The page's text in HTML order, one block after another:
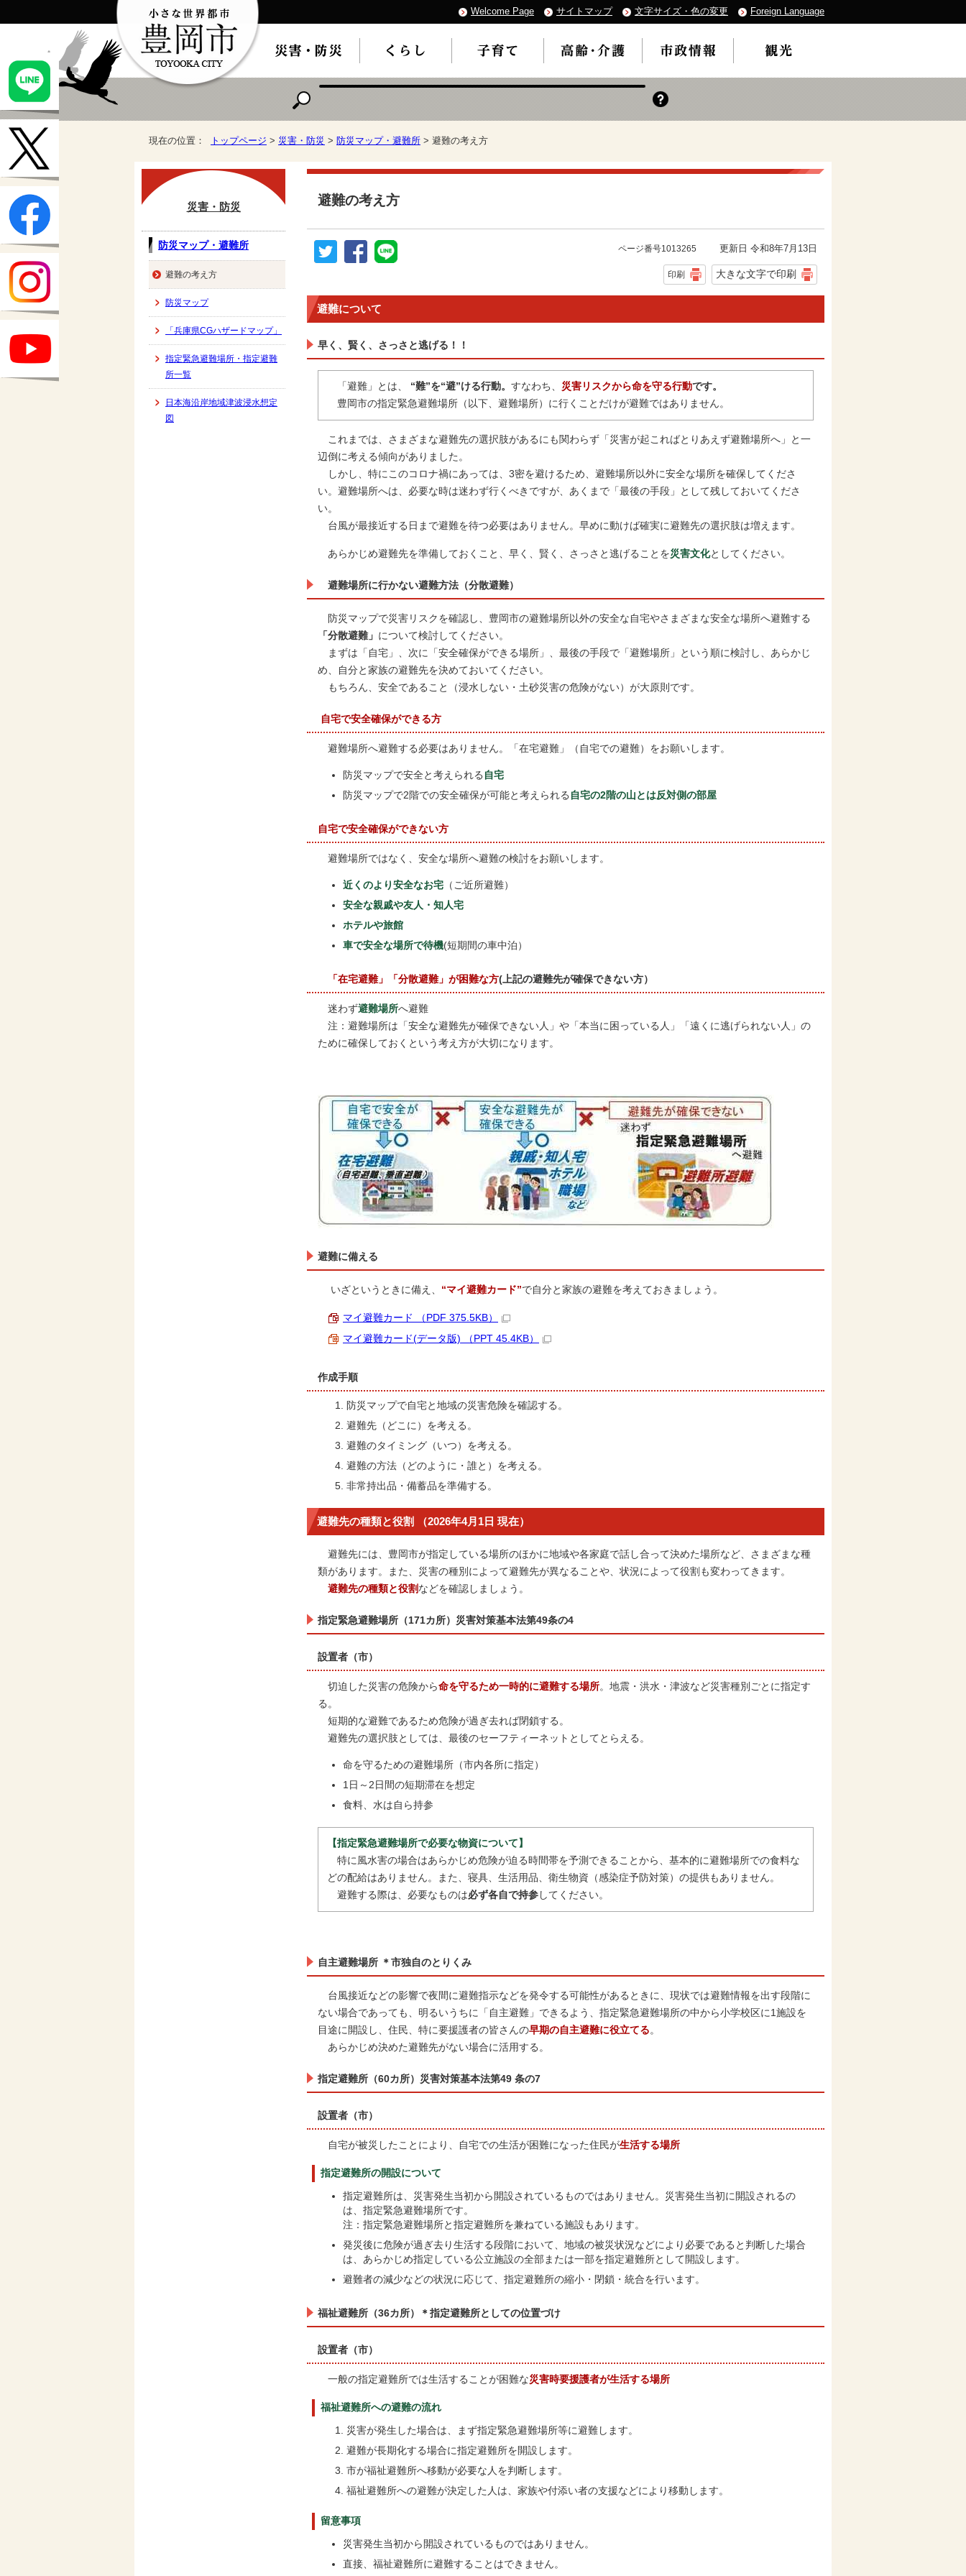
Welcome Page サイトマップ 文字サイズ・色の変更 Foreign Language
現在の位置： トップページ > 災害・防災 > 防災マップ・避難所 > 避難の考え方
避難の考え方
ページ番号1013265 更新日 令和8年7月13日
印刷 大きな文字で印刷
避難について
早く、賢く、さっさと逃げる！！
「避難」とは、 “難”を“避”ける行動。 すなわち、 災害リスクから命を守る行動です。
豊岡市の指定緊急避難場所（以下、避難場所）に行くことだけが避難ではありません。
これまでは、さまざまな避難先の選択肢があるにも関わらず「災害が起こればとりあえず避難場所へ」と一
辺倒に考える傾向がありました。
しかし、特にこのコロナ禍にあっては、3密を避けるため、避難場所以外に安全な場所を確保してくださ
い。避難場所へは、必要な時は迷わず行くべきですが、あくまで「最後の手段」として残しておいてくださ
い。
台風が最接近する日まで避難を待つ必要はありません。早めに動けば確実に避難先の選択肢は増えます。
あらかじめ避難先を準備しておくこと、早く、賢く、さっさと逃げることを災害文化としてください。
避難場所に行かない避難方法（分散避難）
防災マップで災害リスクを確認し、豊岡市の避難場所以外の安全な自宅やさまざまな安全な場所へ避難する
「分散避難」 について検討してください。
まずは「自宅」、次に「安全確保ができる場所」、最後の手段で「避難場所」という順に検討し、あらかじ
め、自分と家族の避難先を決めておいてください。
もちろん、安全であること（浸水しない・土砂災害の危険がない）が大原則です。
自宅で安全確保ができる方
避難場所へ避難する必要はありません。「在宅避難」（自宅での避難）をお願いします。
防災マップで安全と考えられる 自宅
防災マップで2階での安全確保が可能と考えられる 自宅の2階の山とは反対側の部屋
自宅で安全確保ができない方
避難場所ではなく、安全な場所へ避難の検討をお願いします。
近くのより安全なお宅 （ご近所避難）
安全な親戚や友人・知人宅
ホテルや旅館
車で安全な場所で待機(短期間の車中泊）
「在宅避難」「分散避難」が困難な方(上記の避難先が確保できない方）
迷わず避難場所へ避難
注：避難場所は「安全な避難先が確保できない人」や「本当に困っている人」「遠くに逃げられない人」の
ために確保しておくという考え方が大切になります。
避難に備える
いざというときに備え、 “マイ避難カード”で自分と家族の避難を考えておきましょう。
マイ避難カード （PDF 375.5KB）
マイ避難カード(データ版) （PPT 45.4KB）
作成手順
防災マップで自宅と地域の災害危険を確認する。
避難先（どこに）を考える。
避難のタイミング（いつ）を考える。
避難の方法（どのように・誰と）を考える。
非常持出品・備蓄品を準備する。
避難先の種類と役割 （2026年4月1日 現在）
避難先には、豊岡市が指定している場所のほかに地域や各家庭で話し合って決めた場所など、さまざまな種
類があります。また、災害の種別によって避難先が異なることや、状況によって役割も変わってきます。
避難先の種類と役割 などを確認しましょう。
指定緊急避難場所（171カ所）災害対策基本法第49条の4
設置者（市）
切迫した災害の危険から命を守るため一時的に避難する場所。地震・洪水・津波など災害種別ごとに指定す
る。
短期的な避難であるため危険が過ぎ去れば閉鎖する。
避難先の選択肢としては、最後のセーフティーネットとしてとらえる。
命を守るための避難場所（市内各所に指定）
1日～2日間の短期滞在を想定
食料、水は自ら持参
【指定緊急避難場所で必要な物資について】
特に風水害の場合はあらかじめ危険が迫る時間帯を予測できることから、基本的に避難場所での食料な
どの配給はありません。また、寝具、生活用品、衛生物資（感染症予防対策）の提供もありません。
避難する際は、必要なものは必ず各自で持参 してください。
自主避難場所 ＊市独自のとりくみ
台風接近などの影響で夜間に避難指示などを発令する可能性があるときに、現状では避難情報を出す段階に
ない場合であっても、明るいうちに「自主避難」できるよう、指定緊急避難場所の中から小学校区に1施設を
目途に開設し、住民、特に要援護者の皆さんの早期の自主避難に役立てる。
あらかじめ決めた避難先がない場合に活用する。
指定避難所（60カ所）災害対策基本法第49 条の7
設置者（市）
自宅が被災したことにより、自宅での生活が困難になった住民が生活する場所
指定避難所の開設について
指定避難所は、災害発生当初から開設されているものではありません。災害発生当初に開設されるの
は、指定緊急避難場所です。
注：指定緊急避難場所と指定避難所を兼ねている施設もあります。
発災後に危険が過ぎ去り生活する段階において、地域の被災状況などにより必要であると判断した場合
は、あらかじめ指定している公立施設の全部または一部を指定避難所として開設します。
避難者の減少などの状況に応じて、指定避難所の縮小・閉鎖・統合を行います。
福祉避難所（36カ所）＊指定避難所としての位置づけ
設置者（市）
一般の指定避難所では生活することが困難な災害時要援護者が生活する場所
福祉避難所への避難の流れ
災害が発生した場合は、まず指定緊急避難場所等に避難します。
避難が長期化する場合に指定避難所を開設します。
市が福祉避難所へ移動が必要な人を判断します。
福祉避難所への避難が決定した人は、家族や付添い者の支援などにより移動します。
留意事項
災害発生当初から開設されているものではありません。
直接、福祉避難所に避難することはできません。
災害・防災
防災マップ・避難所
避難の考え方
防災マップ
「兵庫県CGハザードマップ」
指定緊急避難場所・指定避難
所一覧
日本海沿岸地域津波浸水想定
図